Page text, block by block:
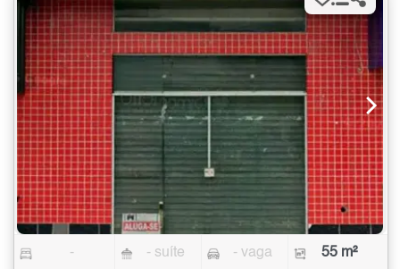
- - suíte - vaga 55 m²